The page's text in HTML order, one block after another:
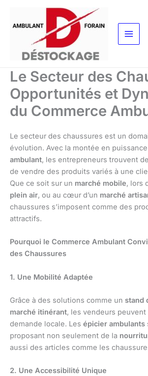
contenu
Le Secteur des
Opportunités et
du Commerce
Le secteur des chaussures est un
évolution. Avec la montée en
ambulant, les entrepreneurs trouvent
de vendre des produits variés à une
Que ce soit sur un marché mobile, lors
plein air, ou au cœur d’un marché
chaussures s’imposent comme des
attractifs.
Pourquoi le Commerce Ambulant
des Chaussures
1. Une Mobilité Adaptée
Grâce à des solutions comme un stand
marché itinérant, les vendeurs peuvent
demande locale. Les épicier ambulants
proposant non seulement de la
aussi des articles comme les
2. Une Accessibilité Unique